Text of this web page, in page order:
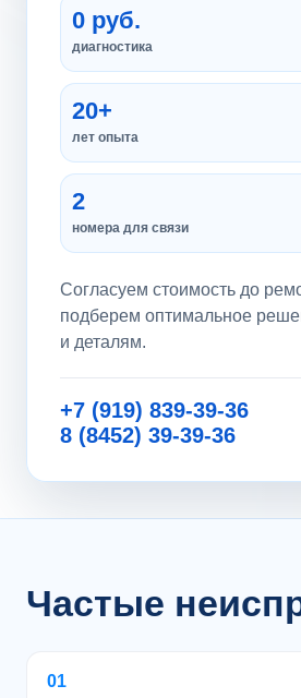
0 руб.
диагностика
20+
лет опыта
2
номера для связи
Согласуем стоимость до
подберем оптимальное
и деталям.
+7 (919) 839-39-36
8 (8452) 39-39-36
Частые
01